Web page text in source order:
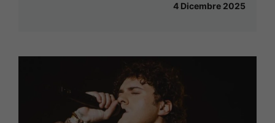
4 Dicembre 2025